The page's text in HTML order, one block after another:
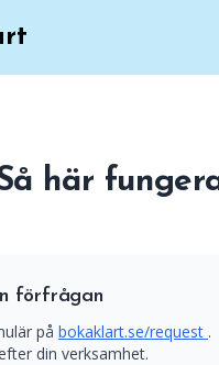
boka in
här
förfrågan
på bokaklart.se/request .
din verksamhet.